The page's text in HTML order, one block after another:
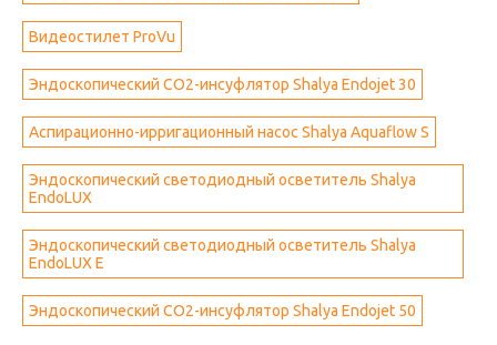
Видеостилет ProVu
Эндоскопический СО2-инсуфлятор Shalya Endojet 30
Аспирационно-ирригационный насос Shalya Aquaflow S
Эндоскопический светодиодный осветитель Shalya
EndoLUX
Эндоскопический светодиодный осветитель Shalya
EndoLUX E
Эндоскопический СО2-инсуфлятор Shalya Endojet 50